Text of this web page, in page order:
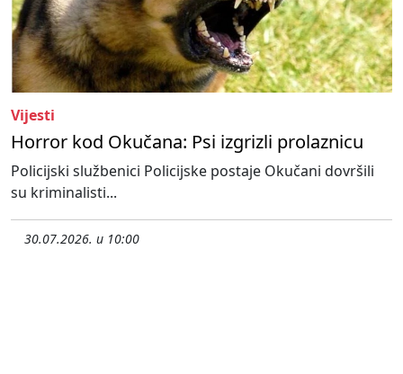
Vijesti
Horror kod Okučana: Psi izgrizli prolaznicu
Policijski službenici Policijske postaje Okučani dovršili
su kriminalisti...
30.07.2026. u 10:00